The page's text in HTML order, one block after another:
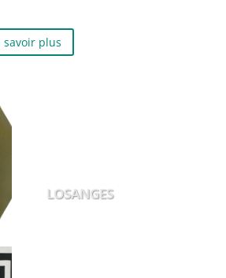
savoir plus
LOSANGES